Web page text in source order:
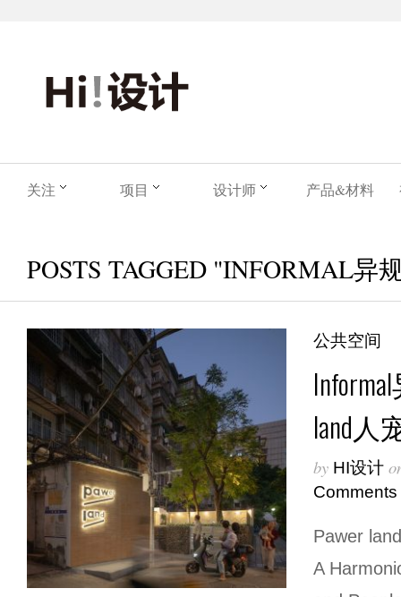
关注 项目 设计师 产品&材料
POSTS TAGGED "INFORMAL异
公共空间
land人
by HI设计
Comments
Pawer
A